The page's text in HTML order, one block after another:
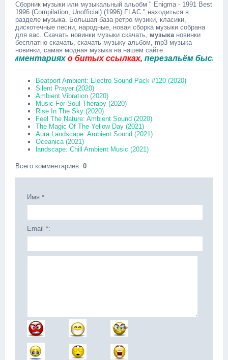
Сборник музыки или музыкальный альобм " Enigma - 1991 Best
1996 (Compilation, Unofficial) (1996) FLAC " находиться в
разделе музыка. Большая база ретро музики, класики,
дискотечные песни, народные, новая сборка музыки собрана
для вас. Скачать новинки музыки скачать, музыкановинки
бесплатно скачать, скачать музыку альбом, mp3 музыка
новинки, самая модная музыка на нашем сайте
о битых ссылках,перезальём быстро.
Beatport Ambient: Electro Sound Pack #120 (2020)
Silent Prayer (2020)
Ambient Vibration (2020)
Music For Soul Therapy (2020)
Rise In The Sky (2020)
Feel The Nature: Ambient Sound (2020)
The Magic Of The Yellow Day (2021)
Aura Landscape: Ambient Sound (2021)
Oceanica (2021)
landscape: Chill Ambient Music (2021)
Всего комментариев: 0
Имя *:
Email *: